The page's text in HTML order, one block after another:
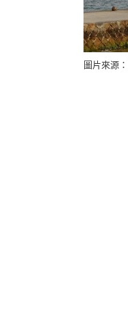
圖片來源